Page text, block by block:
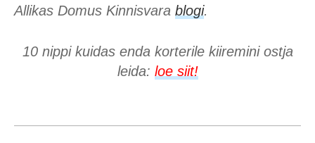
Allikas Domus Kinnisvara blogi.
10 nippi kuidas enda korterile kiiremini ostja
leida: loe siit!